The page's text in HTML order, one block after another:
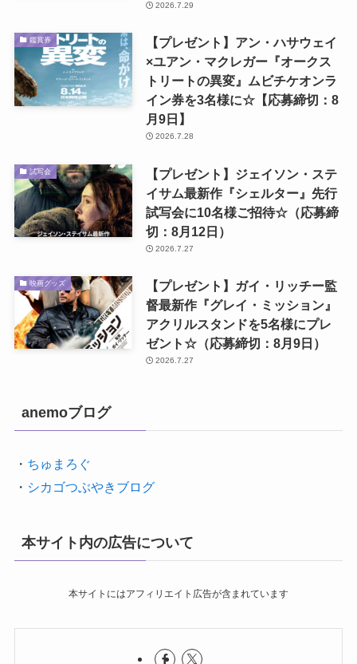
2026.7.29
鑑賞券
【プレゼント】アン・ハサウェイ
×ユアン・マクレガー『オークス
トリートの異変』ムビチケオンラ
イン券を3名様に☆【応募締切：8
月9日】
2026.7.28
試写会
【プレゼント】ジェイソン・ステ
イサム最新作『シェルター』先行
試写会に10名様ご招待☆（応募締
切：8月12日）
2026.7.27
映画グッズ
【プレゼント】ガイ・リッチー監
督最新作『グレイ・ミッション』
アクリルスタンドを5名様にプレ
ゼント☆（応募締切：8月9日）
2026.7.27
anemoブログ
・ ちゅまろぐ
・ シカゴつぶやきブログ
本サイト内の広告について
本サイトにはアフィリエイト広告が含まれています